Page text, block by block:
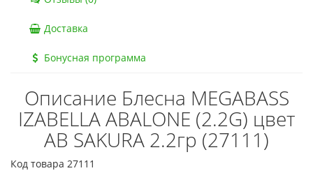
Доставка
Бонусная программа
Описание Блесна MEGABASS
IZABELLA ABALONE (2.2G) цвет
AB SAKURA 2.2гр (27111)
Код товара 27111